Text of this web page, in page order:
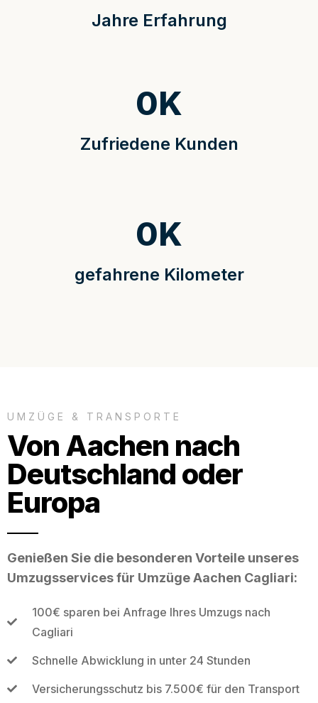
Jahre Erfahrung
Zufriedene Kunden
0K
gefahrene Kilometer
0K
UMZÜGE & TRANSPORTE
Von Aachen nach
Deutschland oder
Europa
Genießen Sie die besonderen Vorteile unseres
Umzugsservices für Umzüge Aachen Cagliari:
100€ sparen bei Anfrage Ihres Umzugs nach
Cagliari
Schnelle Abwicklung in unter 24 Stunden
Versicherungsschutz bis 7.500€ für den Transport